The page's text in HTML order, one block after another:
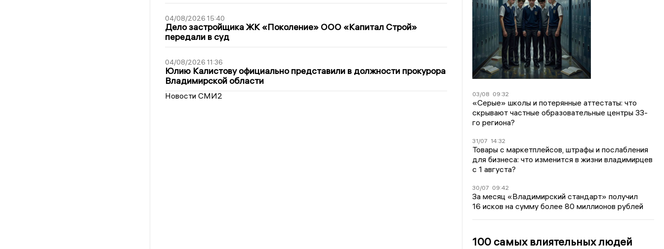
04/08/2026 15:40
Дело застройщика ЖК «Поколение» ООО «Капитал Строй»
передали в суд
04/08/2026 11:36
Юлию Калистову официально представили в должности прокурора
Владимирской области
Новости СМИ2 03/08 09:32
«Серые» школы и потерянные аттестаты: что
скрывают частные образовательные центры 33-
го региона?
31/07 14:32
Товары с маркетплейсов, штрафы и послабления
для бизнеса: что изменится в жизни владимирцев
с 1 августа?
30/07 09:42
За месяц «Владимирский стандарт» получил
16 исков на сумму более 80 миллионов рублей
100 самых влиятельных людей